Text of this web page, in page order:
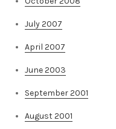
July 2007
April 2007
June 2003
September 2001
August 2001